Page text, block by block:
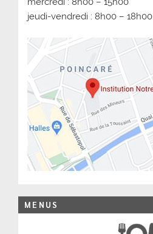
jeudi-vendredi : 8h00 – 18h00
MENUS